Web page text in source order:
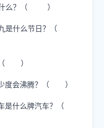
什么？（ ）
是什么节日？（
（ ）
度会沸腾？（ ）
是什么牌汽车？（